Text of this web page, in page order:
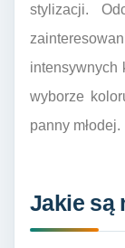
stylizacji.
intensywnych
wyborze
panny młodej.
Jakie są